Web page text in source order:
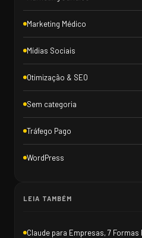
Marketing Médico
Mídias Sociais
Otimização & SEO
Sem categoria
Tráfego Pago
WordPress
LEIA TAMBÉM
Claude para Empresas, 7